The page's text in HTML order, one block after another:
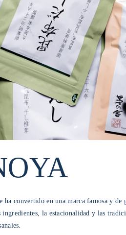
convertido en una marca famosa y
la estacionalidad y las